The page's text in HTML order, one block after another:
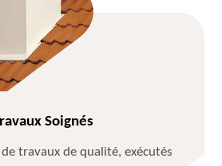
Soignés
travaux de qualité, exécutés